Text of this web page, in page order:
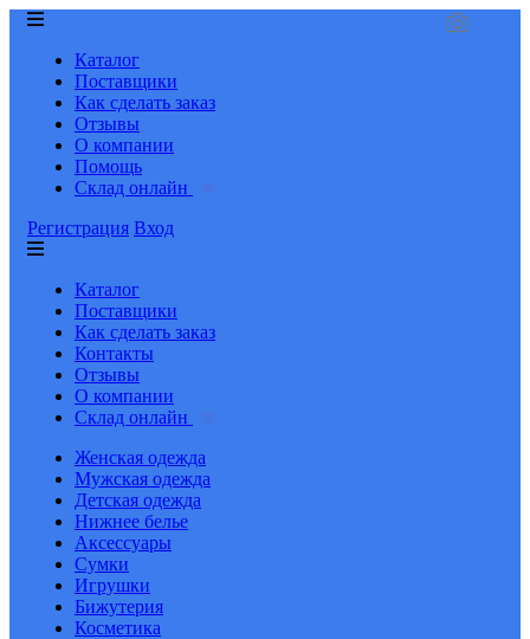
Каталог
Поставщики
Как сделать заказ
Отзывы
О компании
Помощь
Склад онлайн
Регистрация Вход
Каталог
Поставщики
Как сделать заказ
Контакты
Отзывы
О компании
Склад онлайн
Женская одежда
Мужская одежда
Детская одежда
Нижнее белье
Аксессуары
Сумки
Игрушки
Бижутерия
Косметика